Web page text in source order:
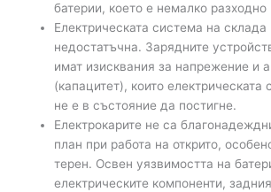
батерии, което е немалко разходно
Електрическата система на
недостатъчна. Зарядните
имат изисквания за напрежение и
(капацитет), които
не е в състояние да постигне.
Електрокарите не са
план при работа на открито,
терен. Освен уязвимостта на
електрическите компоненти,